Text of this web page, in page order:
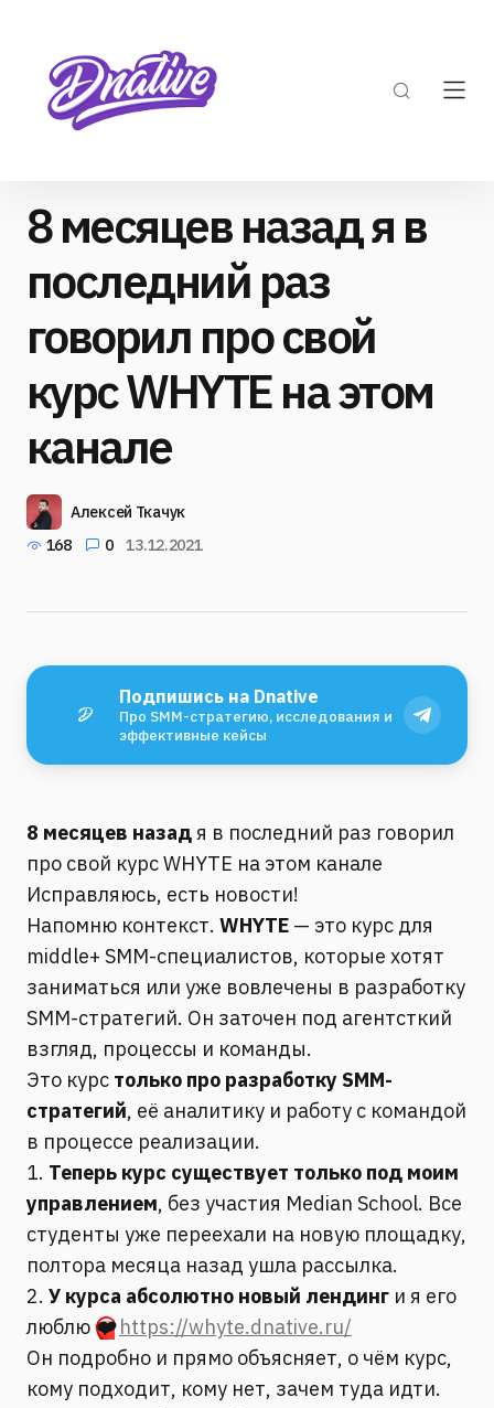
8 месяцев назад я в
последний раз
говорил про свой
курс WHYTE на этом
канале
Алексей Ткачук
168
0 13.12.2021
Подпишись на Dnative
Про SMM-стратегию, исследования и
эффективные кейсы
8 месяцев назадя в последний раз говорил
про свой курс WHYTE на этом канале
Исправляюсь, есть новости!
Напомню контекст. WHYTE — это курс для
middle+ SMM-специалистов, которые хотят
заниматься или уже вовлечены в разработку
SMM-стратегий. Он заточен под агентсткий
взгляд, процессы и команды.
Это курс только про разработку SMM-
стратегий, её аналитику и работу с командой
в процессе реализации.
1. Теперь курс существует только под моим
управлением, без участия Median School. Все
студенты уже переехали на новую площадку,
полтора месяца назад ушла рассылка.
2. У курса абсолютно новый лендинг и я его
люблю❤️ https://whyte.dnative.ru/
Он подробно и прямо объясняет, о чём курс,
кому подходит, кому нет, зачем туда идти.